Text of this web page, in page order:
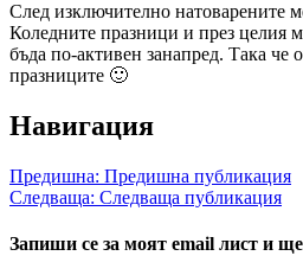
След изключително натоварените
Коледните празници и през целия
бъда по-активен занапред. Така
празниците 🙂
Навигация
Предишна: Предишна публикация
Следваща: Следваща публикация
Запиши се за моят email лист и